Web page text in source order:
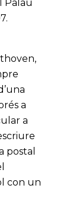
Palau
a
a
postal
con un